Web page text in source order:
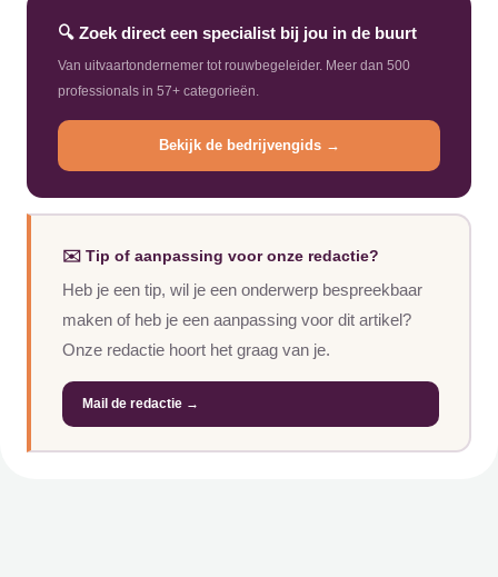
🔍 Zoek direct een specialist bij jou in de buurt
Van uitvaartondernemer tot rouwbegeleider. Meer dan 500
professionals in 57+ categorieën.
Bekijk de bedrijvengids →
✉️ Tip of aanpassing voor onze redactie?
Heb je een tip, wil je een onderwerp bespreekbaar
maken of heb je een aanpassing voor dit artikel?
Onze redactie hoort het graag van je.
Mail de redactie →